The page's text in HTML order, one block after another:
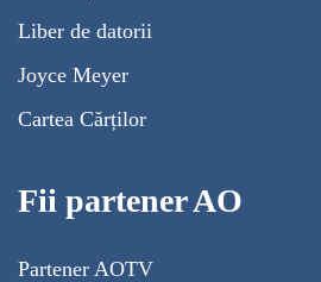
Liber de datorii
Joyce Meyer
Cartea Cărților
Fii partener AO
Partener AOTV